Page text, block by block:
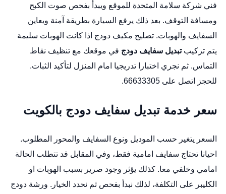
فني شركة سلامة المتحدة للموقع ويبدأ بفحص صوت الكبح
ومسافة التوقف. بعد ذلك يرفع السيارة بطريقة آمنة ويعاين
السفايف والهوبات. تصليح مكيف دودج اذا كانت الهوبات سليمة
يتم تركيبتبديل سفايف دودج في موقعك مع تنظيف نقاط
التماس. ثم نجري اختبارا تدريجيا امام المنزل لتأكيد الثبات.
للحجز اتصل على 66633305.
سعر خدمة تبديل سفايف دودج بالكويت
السعر يتغير حسب الموديل ونوع السفايف والمحور المطلوب.
احيانا تحتاج سفايف امامية فقط، وفي المقابل قد تتطلب الحالة
امامي وخلفي معا. كذلك يؤثر وجود صرير بسبب الهوبات او
الكليبر على التكلفة، لذلك نبدأ بفحص ثم نحدد الخيار. ورشة دودج